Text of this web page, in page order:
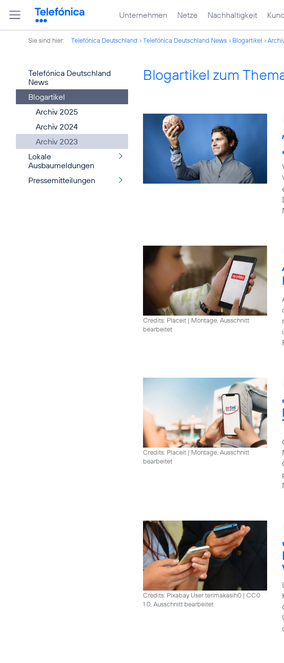
Unternehmen Netze Nachhaltigkeit
Sie sind hier: Telefónica Deutschland Telefónica Deutschland News Blogartikel
Telefónica Deutschland
News
Blogartikel
Archiv 2025
Archiv 2024
Archiv 2023
Lokale
Ausbaumeldungen
Pressemitteilungen
Blogartikel zum
Credits: Placeit | Montage, Ausschnitt
bearbeitet
Credits: Placeit | Montage, Ausschnitt
bearbeitet
Credits: Pixabay User terimakasih0 | CC0
1.0, Ausschnitt bearbeitet